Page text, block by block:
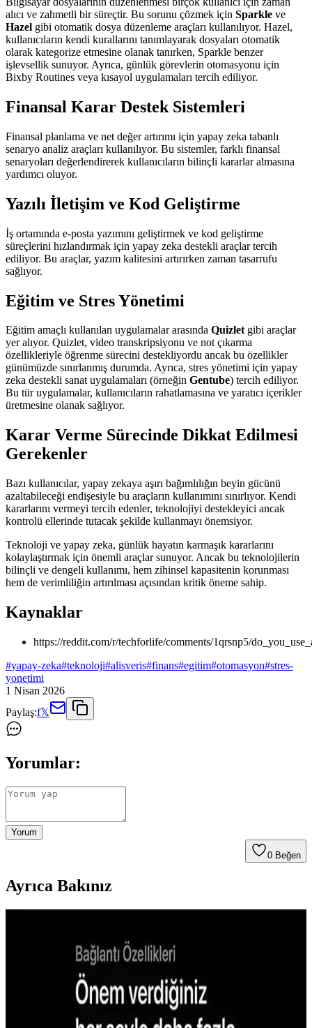
alıcı ve zahmetli bir süreçtir. Bu sorunu çözmek için Sparkle ve
Hazel gibi otomatik dosya düzenleme araçları kullanılıyor. Hazel,
kullanıcıların kendi kurallarını tanımlayarak dosyaları otomatik
olarak kategorize etmesine olanak tanırken, Sparkle benzer
işlevsellik sunuyor. Ayrıca, günlük görevlerin otomasyonu için
Bixby Routines veya kısayol uygulamaları tercih ediliyor.
Finansal Karar Destek Sistemleri
Finansal planlama ve net değer artırımı için yapay zeka tabanlı
senaryo analiz araçları kullanılıyor. Bu sistemler, farklı finansal
senaryoları değerlendirerek kullanıcıların bilinçli kararlar almasına
yardımcı oluyor.
Yazılı İletişim ve Kod Geliştirme
İş ortamında e-posta yazımını geliştirmek ve kod geliştirme
süreçlerini hızlandırmak için yapay zeka destekli araçlar tercih
ediliyor. Bu araçlar, yazım kalitesini artırırken zaman tasarrufu
sağlıyor.
Eğitim ve Stres Yönetimi
Eğitim amaçlı kullanılan uygulamalar arasında Quizletgibi araçlar
yer alıyor. Quizlet, video transkripsiyonu ve not çıkarma
özellikleriyle öğrenme sürecini destekliyordu ancak bu özellikler
günümüzde sınırlanmış durumda. Ayrıca, stres yönetimi için yapay
zeka destekli sanat uygulamaları (örneğin Gentube) tercih ediliyor.
Bu tür uygulamalar, kullanıcıların rahatlamasına ve yaratıcı içerikler
üretmesine olanak sağlıyor.
Karar Verme Sürecinde Dikkat Edilmesi
Gerekenler
Bazı kullanıcılar, yapay zekaya aşırı bağımlılığın beyin gücünü
azaltabileceği endişesiyle bu araçların kullanımını sınırlıyor. Kendi
kararlarını vermeyi tercih edenler, teknolojiyi destekleyici ancak
kontrolü ellerinde tutacak şekilde kullanmayı önemsiyor.
Teknoloji ve yapay zeka, günlük hayatın karmaşık kararlarını
kolaylaştırmak için önemli araçlar sunuyor. Ancak bu teknolojilerin
bilinçli ve dengeli kullanımı, hem zihinsel kapasitenin korunması
hem de verimliliğin artırılması açısından kritik öneme sahip.
Kaynaklar
https://reddit.com/r/techforlife/comments/1qrsnp5/
#yapay-zeka#teknoloji#alisveris#finans#egitim#otomasyon#stres-
yonetimi
1 Nisan 2026
Paylaş:f𝕏
Yorumlar:
Yorum
0 Beğen
Ayrıca Bakınız
Yapay Zeka Destekli Çözümler
Günlük karar verme süreçlerinde teknoloji ve yapay zeka destekli
araçlar, alışverişten finansal planlamaya kadar çeşitli alanlarda karar
yorgunluğunu azaltarak verimliliği artırıyor.
Yoğun Ebeveynler ve Uzaktan Çalışanlar İçin Basit